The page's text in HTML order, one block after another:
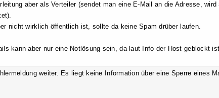
aber als Verteiler (sendet man eine E-Mail an die Adresse, wird
nicht wirklich öffentlich ist, sollte da keine Spam drüber laufen.
kann aber nur eine Notlösung sein, da laut Info der Host geblockt
weiter. Es liegt keine Information über eine Sperre eines